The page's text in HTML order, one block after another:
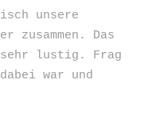
unsere
zusammen. Das
lustig. Frag
war und